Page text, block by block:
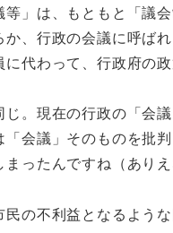
」は、もともと「議
、行政の会議に呼ば
代わって、行政府の
。現在の行政の「会
会議」そのものを
ったんですね（ありえ
の不利益となるよう